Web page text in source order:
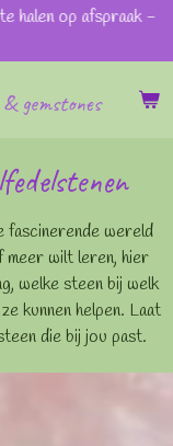
gemstones
halen op afspraak -
fascinerende wereld
meer wilt leren, hier
welke steen bij welk
kunnen helpen. Laat
die bij jou past.